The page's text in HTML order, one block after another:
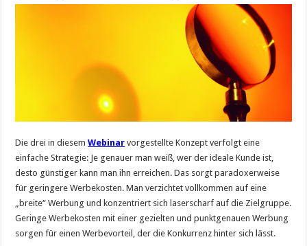
Die drei in diesemWebinar vorgestellte Konzept verfolgt eine
einfache Strategie: Je genauer man weiß, wer der ideale Kunde ist,
desto günstiger kann man ihn erreichen. Das sorgt paradoxerweise
für geringere Werbekosten. Man verzichtet vollkommen auf eine
„breite“ Werbung und konzentriert sich laserscharf auf die Zielgruppe.
Geringe Werbekosten mit einer gezielten und punktgenauen Werbung
sorgen für einen Werbevorteil, der die Konkurrenz hinter sich lässt.